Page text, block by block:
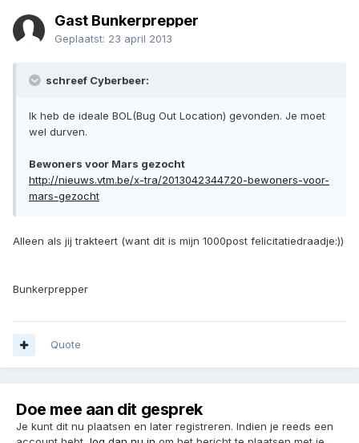
Gast Bunkerprepper
Geplaatst: 23 april 2013
schreef Cyberbeer:
Ik heb de ideale BOL(Bug Out Location) gevonden. Je moet
wel durven.
Bewoners voor Mars gezocht
http://nieuws.vtm.be/x-tra/2013042344720-bewoners-voor-
mars-gezocht
Alleen als jij trakteert (want dit is mijn 1000post felicitatiedraadje:))
Bunkerprepper
Quote
Doe mee aan dit gesprek
Je kunt dit nu plaatsen en later registreren. Indien je reeds een